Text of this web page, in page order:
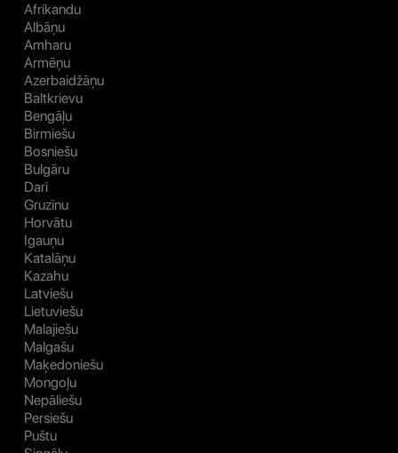
Afrikandu
Albāņu
Amharu
Armēņu
Azerbaidžāņu
Baltkrievu
Bengāļu
Birmiešu
Bosniešu
Bulgāru
Dari
Gruzīnu
Horvātu
Igauņu
Katalāņu
Kazahu
Latviešu
Lietuviešu
Malajiešu
Malgašu
Maķedoniešu
Mongoļu
Nepāliešu
Persiešu
Puštu